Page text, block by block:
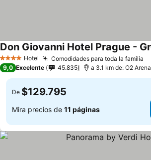
4 EstrellasHotel Comodidades para toda la familia
Ver precios
9,0 Excelente 45.835 a 3.1 km de: O2 Arena
De $129.795
Mira precios de 11 páginas